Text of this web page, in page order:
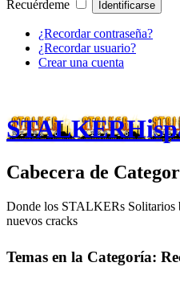
Recuérdeme
¿Recordar contraseña?
¿Recordar usuario?
Crear una cuenta
Cabecera de
Donde los STALKERs Solitarios
nuevos cracks
Temas en la Categoría: